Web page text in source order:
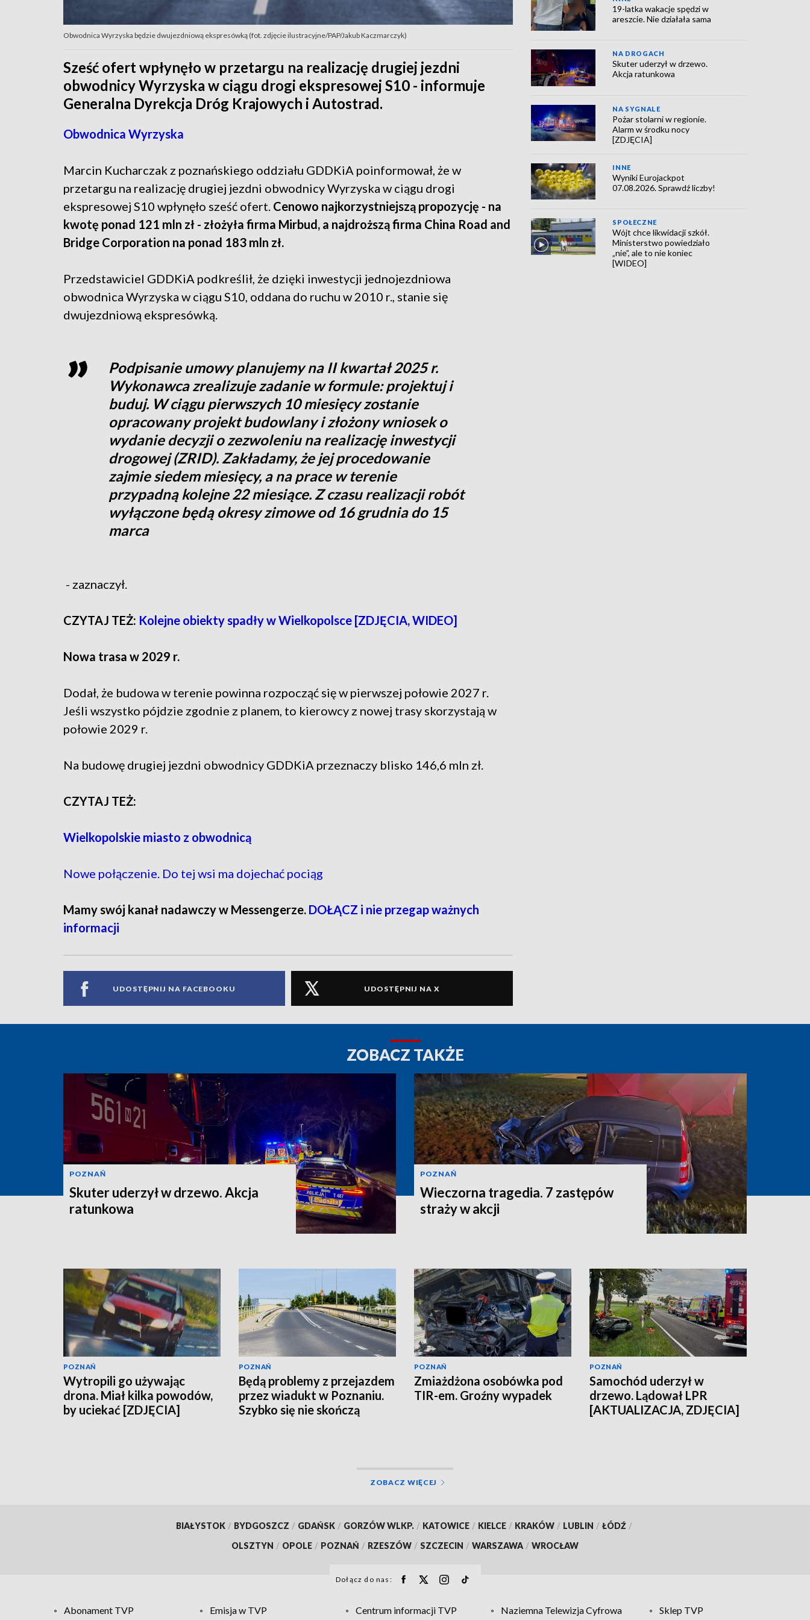
Obwodnica Wyrzyska będzie dwujezdniową ekspresówką (fot. zdjęcie ilustracyjne/PAP/Jakub Kaczmarczyk)
Sześć ofert wpłynęło w przetargu na realizację drugiej jezdni
obwodnicy Wyrzyska w ciągu drogi ekspresowej S10 - informuje
Generalna Dyrekcja Dróg Krajowych i Autostrad.
Obwodnica Wyrzyska
Marcin Kucharczak z poznańskiego oddziału GDDKiA poinformował, że w
przetargu na realizację drugiej jezdni obwodnicy Wyrzyska w ciągu drogi
ekspresowej S10 wpłynęło sześć ofert. Cenowo najkorzystniejszą propozycję - na
kwotę ponad 121 mln zł - złożyła firma Mirbud, a najdroższą firma China Road and
Bridge Corporation na ponad 183 mln zł.
Przedstawiciel GDDKiA podkreślił, że dzięki inwestycji jednojezdniowa
obwodnica Wyrzyska w ciągu S10, oddana do ruchu w 2010 r., stanie się
dwujezdniową ekspresówką.
Podpisanie umowy planujemy na II kwartał 2025 r.
Wykonawca zrealizuje zadanie w formule: projektuj i
buduj. W ciągu pierwszych 10 miesięcy zostanie
opracowany projekt budowlany i złożony wniosek o
wydanie decyzji o zezwoleniu na realizację inwestycji
drogowej (ZRID). Zakładamy, że jej procedowanie
zajmie siedem miesięcy, a na prace w terenie
przypadną kolejne 22 miesiące. Z czasu realizacji robót
wyłączone będą okresy zimowe od 16 grudnia do 15
marca
- zaznaczył.
CZYTAJ TEŻ: Kolejne obiekty spadły w Wielkopolsce [ZDJĘCIA, WIDEO]
Nowa trasa w 2029 r.
Dodał, że budowa w terenie powinna rozpocząć się w pierwszej połowie 2027 r.
Jeśli wszystko pójdzie zgodnie z planem, to kierowcy z nowej trasy skorzystają w
połowie 2029 r.
Na budowę drugiej jezdni obwodnicy GDDKiA przeznaczy blisko 146,6 mln zł.
CZYTAJ TEŻ:
Wielkopolskie miasto z obwodnicą
Nowe połączenie. Do tej wsi ma dojechać pociąg
Mamy swój kanał nadawczy w Messengerze. DOŁĄCZ i nie przegap ważnych
informacji
UDOSTĘPNIJ NA FACEBOOKU UDOSTĘPNIJ NA X
19-latka wakacje spędzi w
areszcie. Nie działała sama
NA DROGACH
Skuter uderzył w drzewo.
Akcja ratunkowa
NA SYGNALE
Pożar stolarni w regionie.
Alarm w środku nocy
[ZDJĘCIA]
INNE
Wyniki Eurojackpot
07.08.2026. Sprawdź liczby!
SPOŁECZNE
Wójt chce likwidacji szkół.
Ministerstwo powiedziało
„nie”, ale to nie koniec
[WIDEO]
ZOBACZ TAKŻE
POZNAŃ
Skuter uderzył w drzewo. Akcja
ratunkowa
POZNAŃ
Wieczorna tragedia. 7 zastępów
straży w akcji
POZNAŃ
Wytropili go używając
drona. Miał kilka powodów,
by uciekać [ZDJĘCIA]
POZNAŃ
Będą problemy z przejazdem
przez wiadukt w Poznaniu.
Szybko się nie skończą
POZNAŃ
Zmiażdżona osobówka pod
TIR-em. Groźny wypadek
POZNAŃ
Samochód uderzył w
drzewo. Lądował LPR
[AKTUALIZACJA, ZDJĘCIA]
ZOBACZ WIĘCEJ
BIAŁYSTOK / BYDGOSZCZ / GDAŃSK / GORZÓW WLKP. / KATOWICE / KIELCE / KRAKÓW / LUBLIN / ŁÓDŹ /
OLSZTYN / OPOLE / POZNAŃ / RZESZÓW / SZCZECIN / WARSZAWA / WROCŁAW
Dołącz do nas:
Abonament TVP Emisja w TVP Centrum informacji TVP Naziemna Telewizja Cyfrowa Sklep TVP